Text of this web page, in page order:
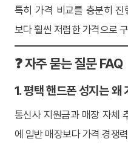
특히 가격 비교를 충분히
보다 훨씬 저렴한 가격으로
❓ 자주 묻는 질문 FAQ
1. 평택 핸드폰 성지는 왜
통신사 지원금과 매장 자체
에 일반 매장보다 가격 경쟁